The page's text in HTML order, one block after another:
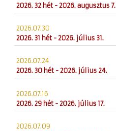
2026. 32 hét - 2026. augusztus 7.
2026.07.30
2026. 31 hét - 2026. július 31.
2026.07.24
2026. 30 hét - 2026. július 24.
2026.07.16
2026. 29 hét - 2026. július 17.
2026.07.09